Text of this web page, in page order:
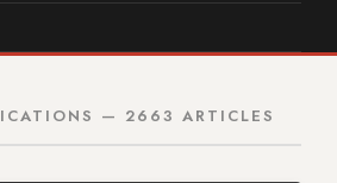
— 2663 ARTICLES